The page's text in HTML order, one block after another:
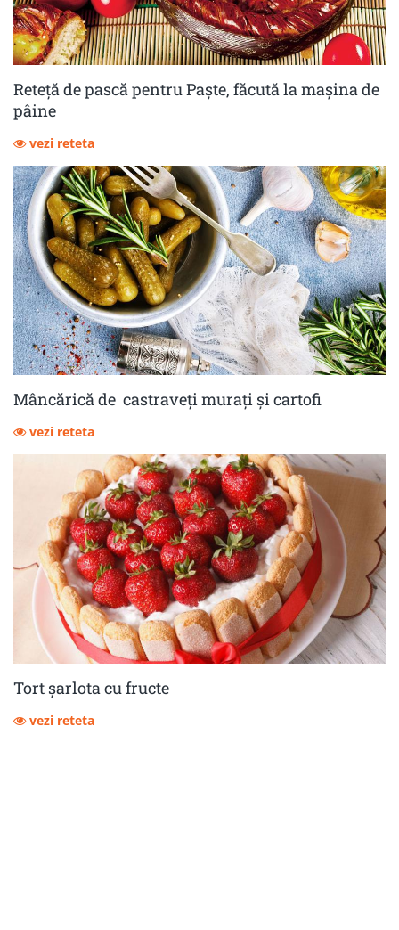
Reteță de pască pentru Paște, făcută la mașina de
pâine
vezi reteta
Mâncărică de castraveţi muraţi şi cartofi
vezi reteta
Tort șarlota cu fructe
vezi reteta